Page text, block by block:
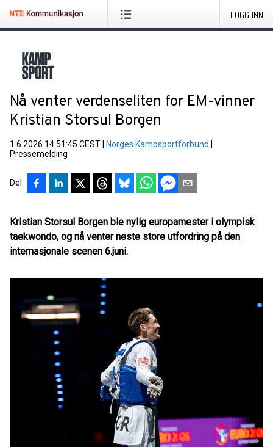
LOGG INN
Nå venter verdenseliten for EM-vinner
Kristian Storsul Borgen
1.6.2026 14:51:45 CEST Norges Kampsportforbund
Pressemelding
Del
Kristian Storsul Borgen ble nylig europamester i olympisk
taekwondo, og nå venter neste store utfordring på den
internasjonale scenen 6.juni.